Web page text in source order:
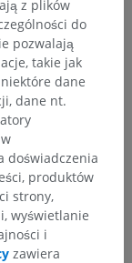
z plików
do
pozwalają
takie jak
dane
dane nt.
doświadczenia
produktów
strony,
wyświetlanie
i
zawiera